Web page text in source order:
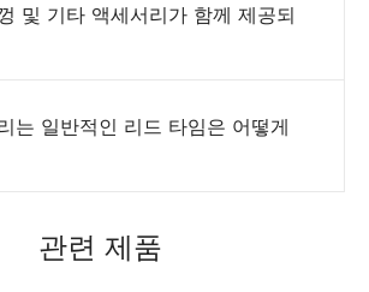
및 기타 액세서리가 함께 제공되
는 일반적인 리드 타임은 어떻게
관련 제품